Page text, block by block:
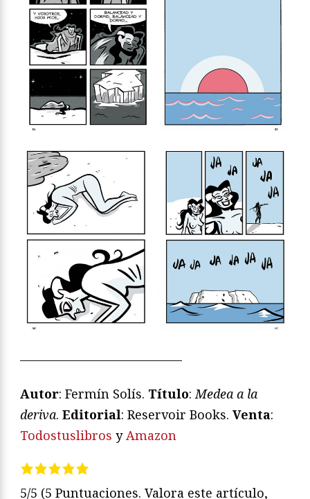
—————————————
Autor: Fermín Solís. Título:Medea a la
deriva. Editorial: Reservoir Books. Venta:
Todostuslibros yAmazon
5/5 (5 Puntuaciones. Valora este artículo,